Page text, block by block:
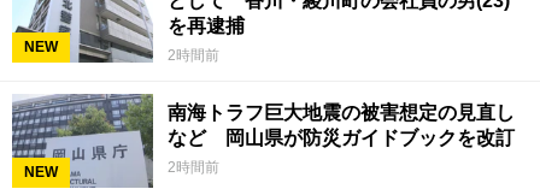
NEW
を再逮捕
2時間前
NEW
南海トラフ巨大地震の被害想定の見直し
など 岡山県が防災ガイドブックを改訂
2時間前